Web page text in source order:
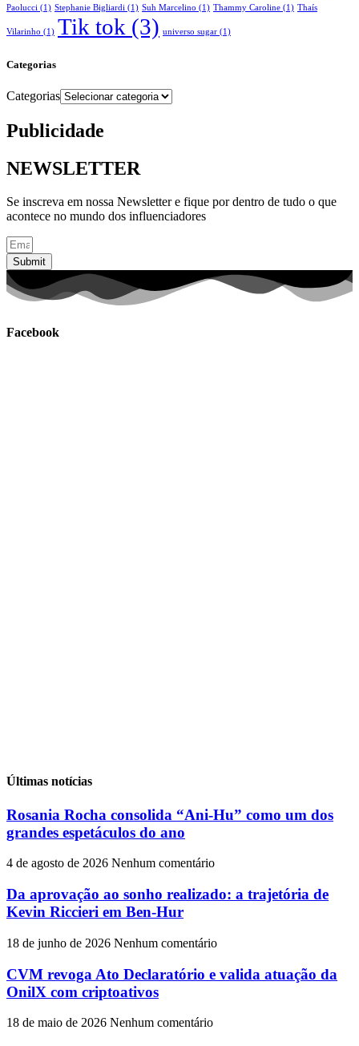
Paolucci (1) Stephanie Bigliardi (1) Suh Marcelino (1) Thammy Caroline (1) Thaís
Vilarinho (1) Tik tok (3) universo sugar (1)
Categorias
Categorias
Publicidade
NEWSLETTER
Se inscreva em nossa Newsletter e fique por dentro de tudo o que
acontece no mundo dos influenciadores
Submit
Facebook
Últimas notícias
Rosania Rocha consolida “Ani-Hu” como um dos
grandes espetáculos do ano
4 de agosto de 2026 Nenhum comentário
Da aprovação ao sonho realizado: a trajetória de
Kevin Riccieri em Ben-Hur
18 de junho de 2026 Nenhum comentário
CVM revoga Ato Declaratório e valida atuação da
OnilX com criptoativos
18 de maio de 2026 Nenhum comentário